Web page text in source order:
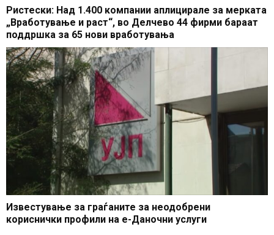
Ристески: Над 1.400 компании аплицирале за мерката
„Вработување и раст“, во Делчево 44 фирми бараат
поддршка за 65 нови вработувања
Известување за граѓаните за неодобрени
кориснички профили на е-Даночни услуги